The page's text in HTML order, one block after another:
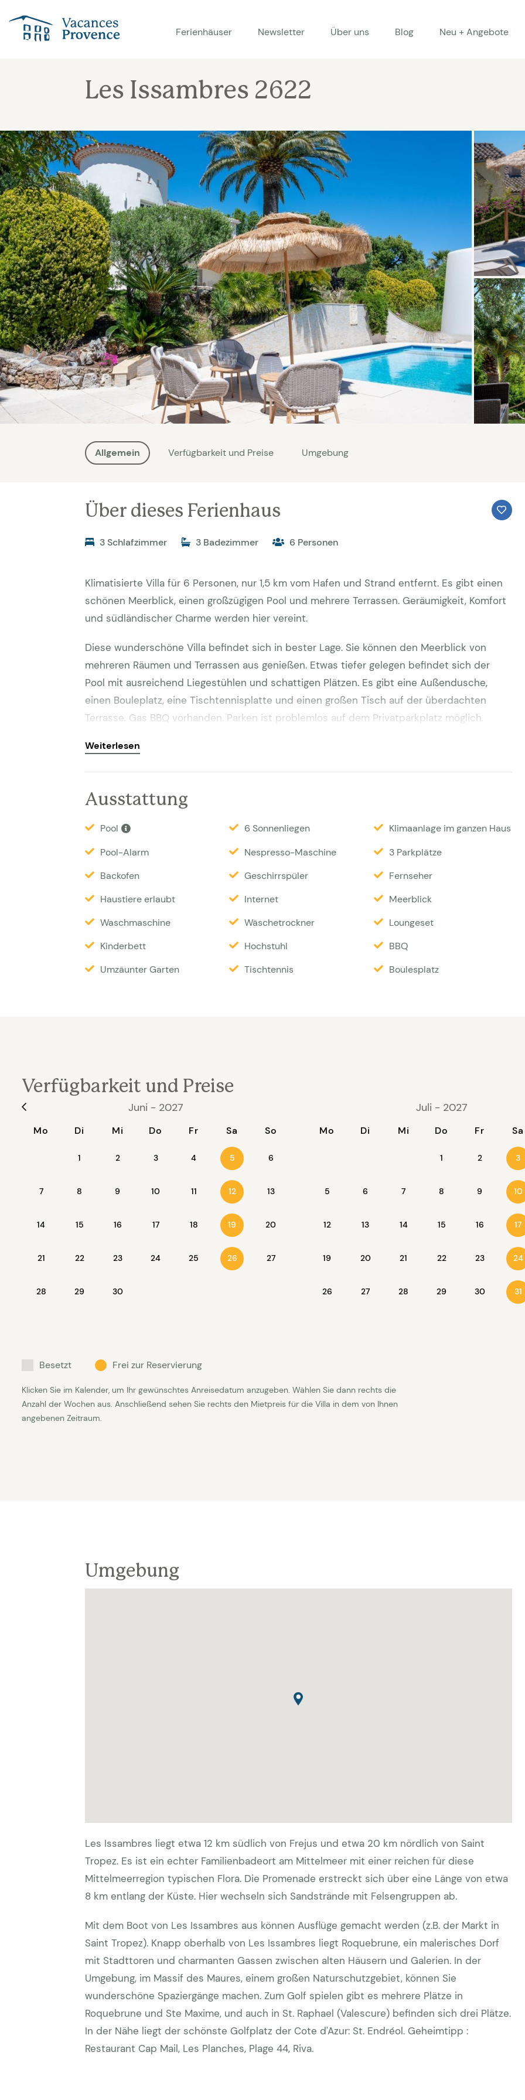
Vacances Provence
Ferienhäuser
Newsletter Über uns Blog Neu + Angebote
Les Issambres 2622
Allgemein Verfügbarkeit und Preise Umgebung
Über dieses Ferienhaus
3 Schlafzimmer 3 Badezimmer 6 Personen
Klimatisierte Villa für 6 Personen, nur 1,5 km vom Hafen und Strand entfernt. Es gibt einen
schönen Meerblick, einen großzügigen Pool und mehrere Terrassen. Geräumigkeit, Komfort
und südländischer Charme werden hier vereint.
Diese wunderschöne Villa befindet sich in bester Lage. Sie können den Meerblick von
mehreren Räumen und Terrassen aus genießen. Etwas tiefer gelegen befindet sich der
Pool mit ausreichend Liegestühlen und schattigen Plätzen. Es gibt eine Außendusche,
einen Bouleplatz, eine Tischtennisplatte und einen großen Tisch auf der überdachten
Terrasse. Gas BBQ vorhanden. Parken ist problemlos auf dem Privatparkplatz möglich.
Interieur
einen smart TV. Die Villa erstreckt sich über zwei Etagen. Im Erdgeschoss finden Sie ein
geräumiges Wohnzimmer mit offener Küche, das an die überdachte Terrasse anschließt.
Außerdem gibt es ein Schlafzimmer mit eigenem Bad (Dusche) und ein separates WC. Ein
Waschraum mit Waschmaschine und Trockner befindet sich ebenfalls auf dieser Etage.
Das Obergeschoss hat ein zweites Wohnzimmer sowie zwei Schlafzimmer, die jeweils über
ein eigenes Bad verfügen. Das Hauptschlafzimmer hat außerdem eine private Terrasse mit
durch Betten mit einer Breite von 1,60 m ersetzt)
Haustier auf Anfrage 80 EUR pro Woche
Kameras ist auf die privaten Bereiche oder den Pool gerichtet, sodass die Privatsphäre
während des Aufenthalts vollständig gewährleistet bleibt.
Weiterlesen
Ausstattung
Pool 6 Sonnenliegen
Klimaanlage im ganzen Haus
Pool-Alarm
Nespresso-Maschine
3 Parkplätze
Backofen
Geschirrspüler
Fernseher
Haustiere erlaubt
Internet
Meerblick
Waschmaschine
Wäschetrockner
Loungeset
Kinderbett
Hochstuhl
BBQ
Umzäunter Garten
Tischtennis Boulesplatz
Verfügbarkeit und Preise
Juni - 2027
Mo Di Mi Do Fr Sa So
1 2 3 4 5 6
7 8 9 10 11 12 13
14 15 16 17 18 19 20
21 22 23 24 25 26 27
28 29 30
Juli - 2027
Mo Di Mi Do Fr Sa
1 2 3
5 6 7 8 9 10
12 13 14 15 16 17
19 20 21 22 23 24
26 27 28 29 30 31
Besetzt Frei zur Reservierung
Klicken Sie im Kalender, um Ihr gewünschtes Anreisedatum anzugeben. Wählen Sie dann rechts die
Anzahl der Wochen aus. Anschließend sehen Sie rechts den Mietpreis für die Villa in dem von Ihnen
angebenen Zeitraum.
Umgebung
Les Issambres liegt etwa 12 km südlich von Frejus und etwa 20 km nördlich von Saint
Tropez. Es ist ein echter Familienbadeort am Mittelmeer mit einer reichen für diese
Mittelmeerregion typischen Flora. Die Promenade erstreckt sich über eine Länge von etwa
8 km entlang der Küste. Hier wechseln sich Sandstrände mit Felsengruppen ab.
Mit dem Boot von Les Issambres aus können Ausflüge gemacht werden (z.B. der Markt in
Saint Tropez). Knapp oberhalb von Les Issambres liegt Roquebrune, ein malerisches Dorf
mit Stadttoren und charmanten Gassen zwischen alten Häusern und Galerien. In der
Umgebung, im Massif des Maures, einem großen Naturschutzgebiet, können Sie
wunderschöne Spaziergänge machen. Zum Golf spielen gibt es mehrere Plätze in
Roquebrune und Ste Maxime, und auch in St. Raphael (Valescure) befinden sich drei Plätze.
In der Nähe liegt der schönste Golfplatz der Cote d'Azur: St. Endréol. Geheimtipp :
Restaurant Cap Mail, Les Planches, Plage 44, Riva.